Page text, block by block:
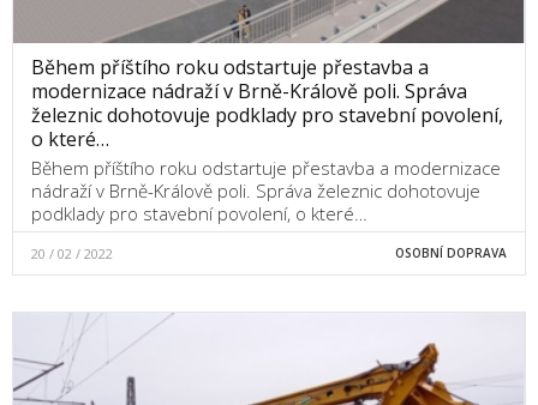
Během příštího roku odstartuje přestavba a
modernizace nádraží v Brně-Králově poli. Správa
železnic dohotovuje podklady pro stavební povolení,
o které…
Během příštího roku odstartuje přestavba a modernizace
nádraží v Brně-Králově poli. Správa železnic dohotovuje
podklady pro stavební povolení, o které…
20 / 02 / 2022 OSOBNÍ DOPRAVA